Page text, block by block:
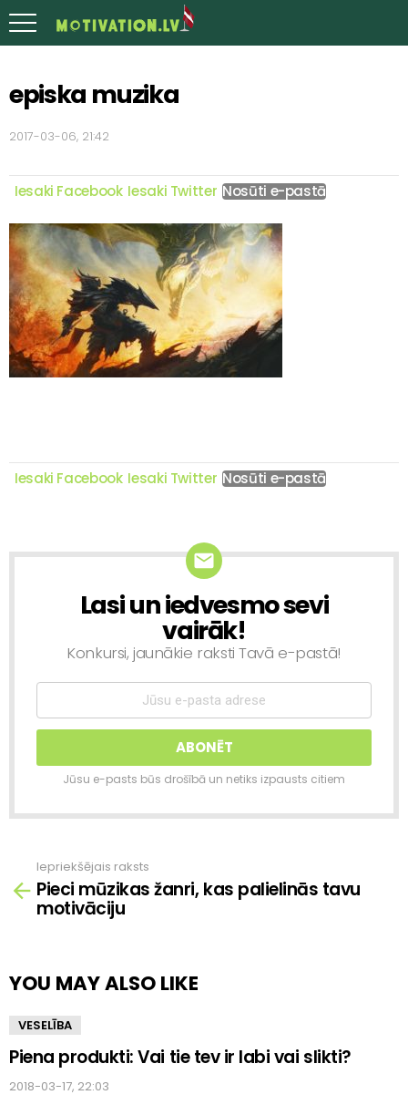
episka muzika
2017-03-06, 21:42
Iesaki Facebook Iesaki Twitter Nosūti e-pastā
Iesaki Facebook Iesaki Twitter Nosūti e-pastā
NEWSLETTER
Lasi un iedvesmo sevi
vairāk!
Konkursi, jaunākie raksti Tavā e-pastā!
Jūsu e-pasts būs drošībā un netiks izpausts citiem
Skatīt
vairāk
Iepriekšējais raksts
Pieci mūzikas žanri, kas palielinās tavu
motivāciju
YOU MAY ALSO LIKE
VESELĪBA
Piena produkti: Vai tie tev ir labi vai slikti?
2018-03-17, 22:03